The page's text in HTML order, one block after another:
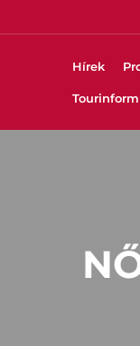
Hírek
Tourinform